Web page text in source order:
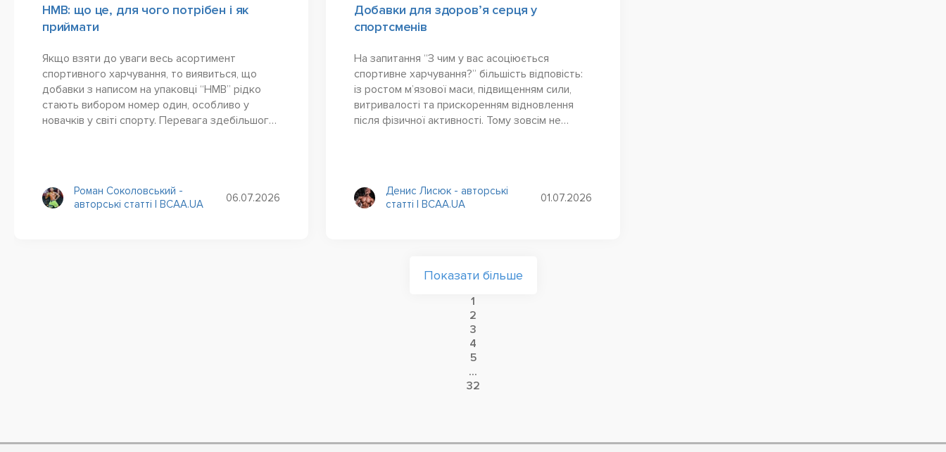
HMB: що це, для чого потрібен і як
приймати
Якщо взяти до уваги весь асортимент
спортивного харчування, то виявиться, що
добавки з написом на упаковці “HMB” рідко
стають вибором номер один, особливо у
новачків у світі спорту. Перевага здебільшого
Роман Соколовський -
авторські статті | BCAA.UA
06.07.2026
Добавки для здоров’я серця у
спортсменів
На запитання “З чим у вас асоціюється
спортивне харчування?” більшість відповість:
із ростом м’язової маси, підвищенням сили,
витривалості та прискоренням відновлення
після фізичної активності. Тому зовсім не
Денис Лисюк - авторські
статті | BCAA.UA
01.07.2026
Показати більше
1
2
3
4
5
...
32